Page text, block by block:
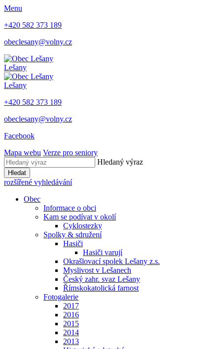
Menu
+420 582 373 189
obeclesany@volny.cz
Lešany
Lešany
+420 582 373 189
obeclesany@volny.cz
Facebook
Mapa webu Verze pro seniory
Hledaný výraz
Hledat
rozšířené vyhledávání
Obec
Informace o obci
Kam se podívat v okolí
Cyklostezky
Spolky & sdružení
Hasiči
Hasiči varují
Okrašlovací spolek Lešany z.s.
Myslivost v Lešanech
Český zahr. svaz Lešany
Římskokatolická farnost
Fotogalerie
2017
2016
2015
2014
2013